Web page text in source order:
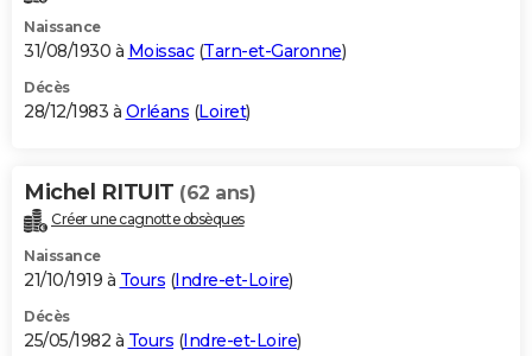
Naissance
31/08/1930 à Moissac(Tarn-et-Garonne)
Décès
28/12/1983 à Orléans (Loiret)
Michel RITUIT (62 ans)
Créer une cagnotte obsèques
Naissance
21/10/1919 à Tours (Indre-et-Loire)
Décès
25/05/1982 à Tours (Indre-et-Loire)